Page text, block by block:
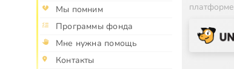
Мы помним
Программы фонда
Мне нужна помощь
Контакты
платформе